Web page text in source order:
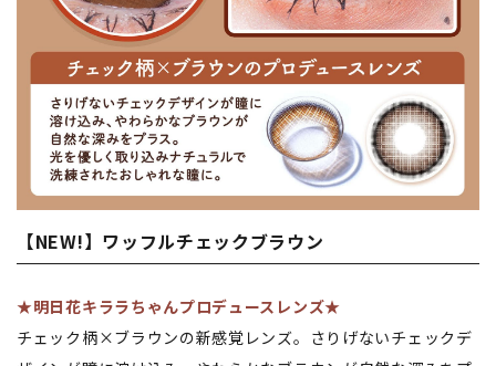
【NEW!】ワッフルチェックブラウン
★明日花キララちゃんプロデュースレンズ★
チェック柄×ブラウンの新感覚レンズ。さりげないチェックデ